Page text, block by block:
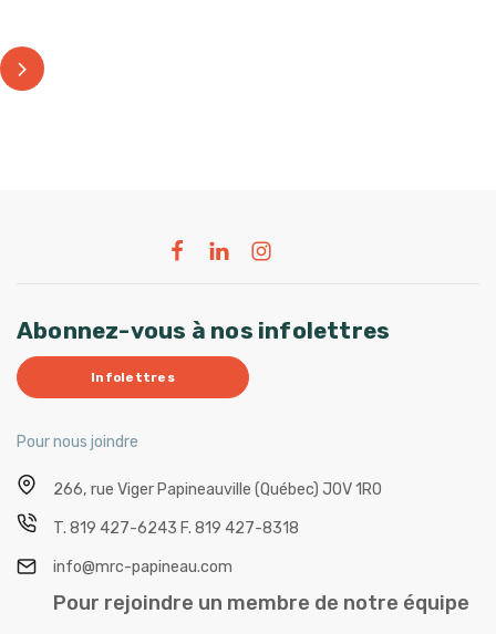
Abonnez-vous à nos infolettres
Infolettres
Pour nous joindre
266, rue Viger Papineauville (Québec) J0V 1R0
T. 819 427-6243 F. 819 427-8318
info@mrc-papineau.com
Pour rejoindre un membre de notre équipe